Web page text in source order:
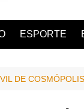
ESPORTE
DE